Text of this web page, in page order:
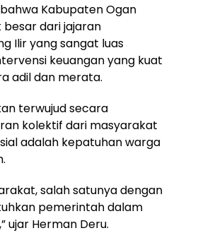
Kabupaten Ogan
dari jajaran
Ilir yang sangat luas
keuangan yang kuat
adil dan merata.
terwujud secara
kolektif dari masyarakat
adalah kepatuhan warga
salah satunya dengan
pemerintah dalam
Herman Deru.